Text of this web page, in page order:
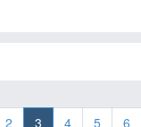
2 3 4 5 6